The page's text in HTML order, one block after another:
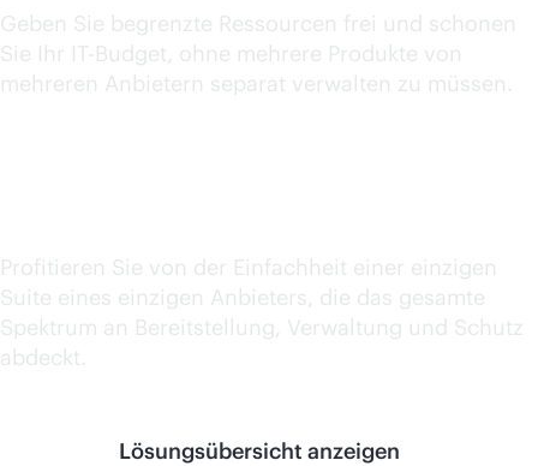
Geben Sie begrenzte Ressourcen frei und schonen
Sie Ihr IT-Budget, ohne mehrere Produkte von
mehreren Anbietern separat verwalten zu müssen.
Profitieren Sie von der Einfachheit einer einzigen
Suite eines einzigen Anbieters, die das gesamte
Spektrum an Bereitstellung, Verwaltung und Schutz
abdeckt.
Lösungsübersicht anzeigen